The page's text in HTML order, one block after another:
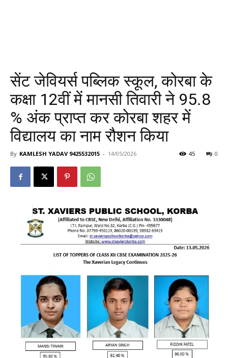
सेंट जेवियर्स पब्लिक स्कूल, कोरबा के
कक्षा 12वीं में मानसी तिवारी ने 95.8
% अंक प्राप्त कर कोरबा शहर में
विद्यालय का नाम रौशन किया
By KAMLESH YADAV 9425532015 - 14/05/2026 0
45